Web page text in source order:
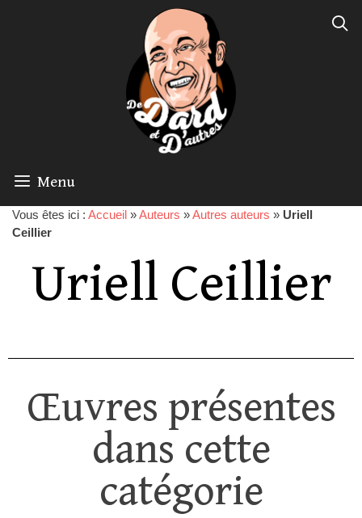
Menu
Vous êtes ici : Accueil »Auteurs »Autres auteurs » Uriell
Ceillier
Uriell Ceillier
Œuvres présentes
dans cette
catégorie